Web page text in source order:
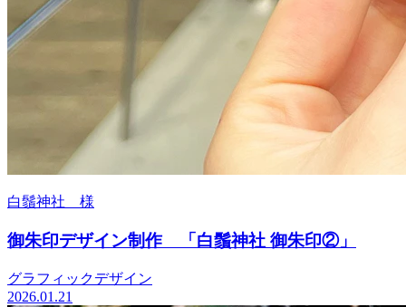
白鬚神社 様
御朱印デザイン制作 「白鬚神社 御朱印②」
グラフィックデザイン
2026.01.21